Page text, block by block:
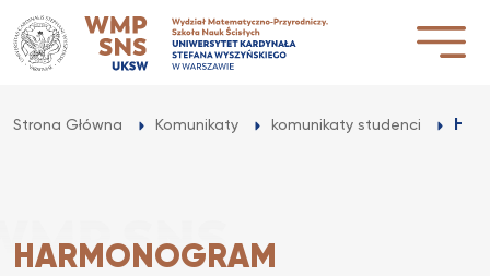
Przejdź
do
treści
Strona Główna Komunikaty komunikaty studenci
HARMONOGRAM